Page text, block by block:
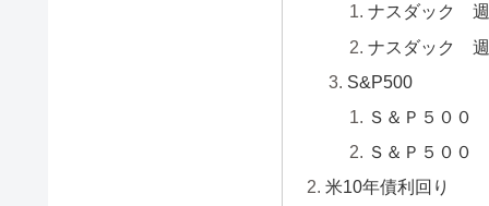
ナスダック 週
ナスダック 週
S&P500
Ｓ＆Ｐ５００
Ｓ＆Ｐ５００
米10年債利回り